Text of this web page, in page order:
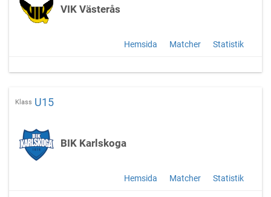
VIK Västerås
Hemsida Matcher Statistik
Klass U15
BIK Karlskoga
Hemsida Matcher Statistik